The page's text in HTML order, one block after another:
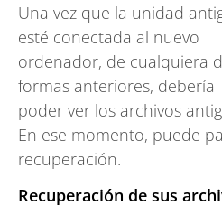
Una vez que la unidad
esté conectada al nuevo
ordenador, de cualquiera
formas anteriores, debería
poder ver los archivos
En ese momento, puede
recuperación.
Recuperación de sus